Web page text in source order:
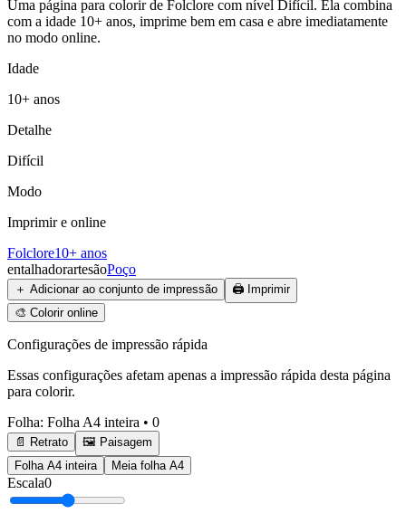
Uma página para colorir de Folclore com nível Difícil. Ela combina
com a idade 10+ anos, imprime bem em casa e abre imediatamente
no modo online.
Idade
10+ anos
Detalhe
Difícil
Modo
Imprimir e online
Folclore10+ anos
entalhadorartesãoPoço
＋ Adicionar ao conjunto de impressão 🖨️ Imprimir
🎨 Colorir online
Configurações de impressão rápida
Essas configurações afetam apenas a impressão rápida desta página
para colorir.
Folha: Folha A4 inteira • 0
📄 Retrato
🖼️ Paisagem
Folha A4 inteira
Meia folha A4
Escala0